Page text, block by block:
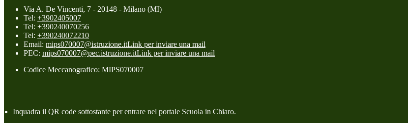
Via A. De Vincenti, 7 - 20148 - Milano (MI)
Tel: +3902405007
Tel: +390240070256
Tel: +390240072210
Email: mips070007@istruzione.itLink per inviare una mail
PEC: mips070007@pec.istruzione.itLink per inviare una mail
Codice Meccanografico: MIPS070007
Inquadra il QR code sottostante per entrare nel portale Scuola in Chiaro.